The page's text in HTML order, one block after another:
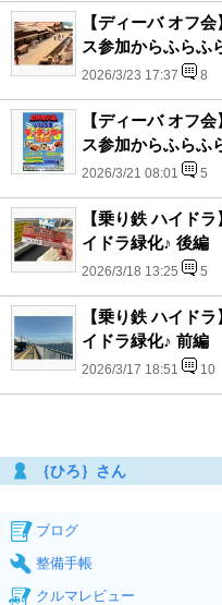
【ディーバ オフ
ス参加からふら
2026/3/23 17:37 8
【ディーバ オフ
ス参加からふら
2026/3/21 08:01 5
【乗り鉄 ハイド
イドラ緑化♪ 後編
2026/3/18 13:25 5
【乗り鉄 ハイド
イドラ緑化♪ 前編
2026/3/17 18:51 10
｛ひろ｝さん
ブログ
整備手帳
クルマレビュー